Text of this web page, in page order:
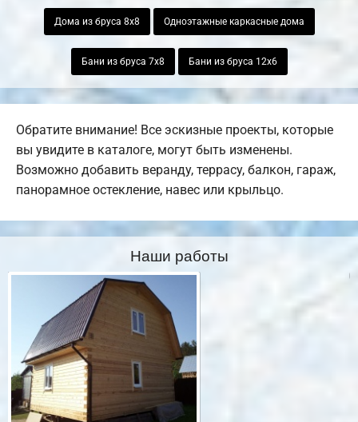
Дома из бруса 8х8 Одноэтажные каркасные дома
Бани из бруса 7х8 Бани из бруса 12х6
Обратите внимание! Все эскизные проекты, которые
вы увидите в каталоге, могут быть изменены.
Возможно добавить веранду, террасу, балкон, гараж,
панорамное остекление, навес или крыльцо.
Наши работы